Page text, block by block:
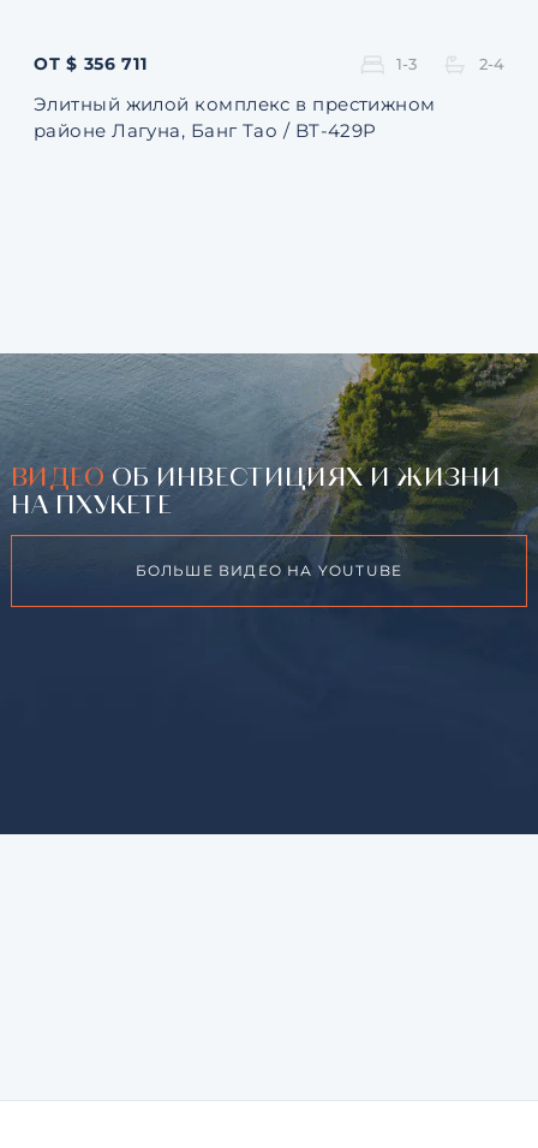
ОТ $ 356 711 1-3 2-4
Элитный жилой комплекс в престижном
районе Лагуна, Банг Тао / BT-429P
ВИДЕО ОБ ИНВЕСТИЦИЯХ И ЖИЗНИ
НА ПХУКЕТЕ
БОЛЬШЕ ВИДЕО НА YOUTUBE